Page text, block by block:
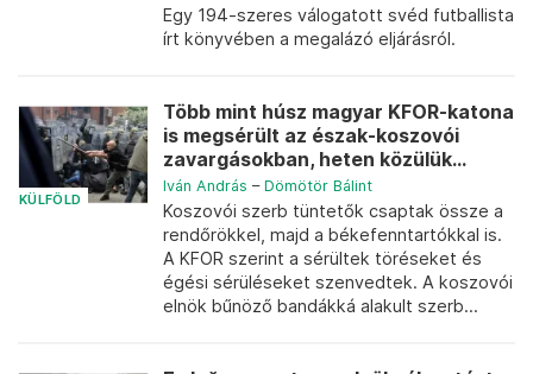
Egy 194-szeres válogatott svéd futballista
írt könyvében a megalázó eljárásról.
KÜLFÖLD
Több mint húsz magyar KFOR-katona
is megsérült az észak-koszovói
zavargásokban, heten közülük...
Iván András – Dömötör Bálint
Koszovói szerb tüntetők csaptak össze a
rendőrökkel, majd a békefenntartókkal is.
A KFOR szerint a sérültek töréseket és
égési sérüléseket szenvedtek. A koszovói
elnök bűnöző bandákká alakult szerb...